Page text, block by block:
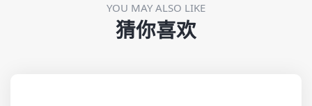
YOU MAY ALSO LIKE
猜你喜欢